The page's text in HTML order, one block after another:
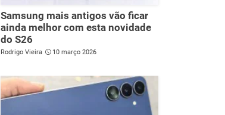
Samsung mais antigos vão ficar
ainda melhor com esta novidade
do S26
Rodrigo Vieira 10 março 2026